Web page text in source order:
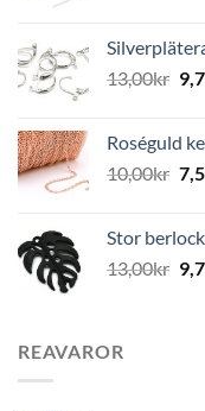
13,00kr
Roséguld
10,00kr
Stor
13,00kr
REAVAROR